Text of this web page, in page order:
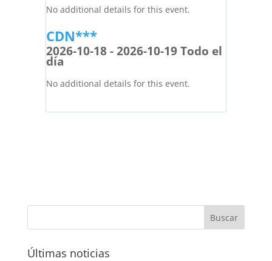
No additional details for this event.
CDN***
2026-10-18 - 2026-10-19 Todo el
día
No additional details for this event.
Últimas noticias